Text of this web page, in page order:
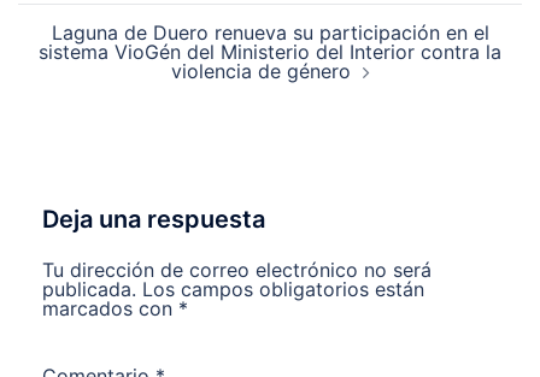
Laguna de Duero renueva su participación en el
sistema VioGén del Ministerio del Interior contra la
violencia de género
Deja una respuesta
Tu dirección de correo electrónico no será
publicada. Los campos obligatorios están
marcados con *